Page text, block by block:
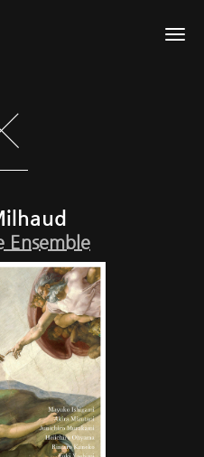
Ensemble